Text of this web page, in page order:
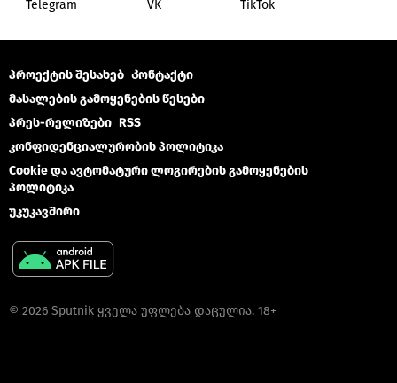
Telegram VK ТikТоk
პროექტის შესახებ Კონტაქტი
მასალების გამოყენების წესები
პრეს-რელიზები RSS
კონფიდენციალურობის პოლიტიკა
Cookie და ავტომატური ლოგირების გამოყენების
პოლიტიკა
უკუკავშირი
© 2026 Sputnik ყველა უფლება დაცულია. 18+